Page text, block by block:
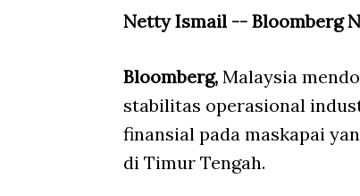
Netty Ismail -- Bloomberg
Bloomberg, Malaysia
stabilitas operasional
finansial pada maskapai
di Timur Tengah.